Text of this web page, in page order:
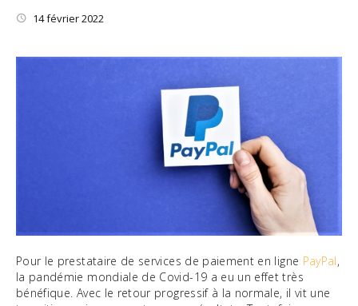
14 février 2022
Pour le prestataire de services de paiement en ligne PayPal,
la pandémie mondiale de Covid-19 a eu un effet très
bénéfique. Avec le retour progressif à la normale, il vit une